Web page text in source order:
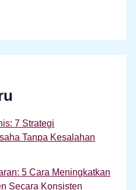
7 Strategi
Tanpa Kesalahan
5 Cara Meningkatkan
Secara Konsisten